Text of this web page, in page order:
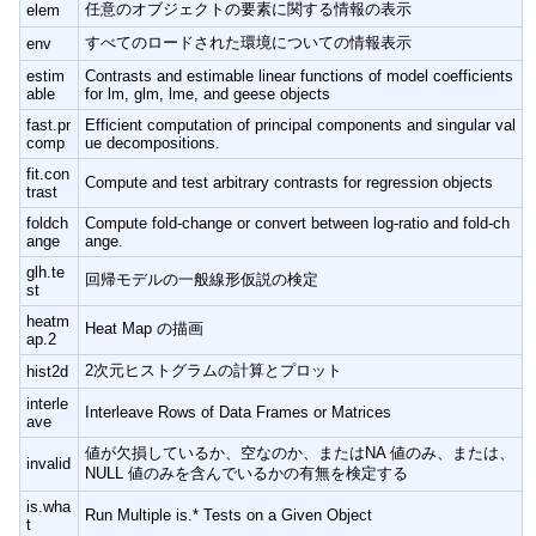
elem
任意のオブジェクトの要素に関する情報の表示
env
すべてのロードされた環境についての情報表示
estim
able
Contrasts and estimable linear functions of model coefficients
for lm, glm, lme, and geese objects
fast.pr
comp
Efficient computation of principal components and singular val
ue decompositions.
fit.con
trast
Compute and test arbitrary contrasts for regression objects
foldch
ange
Compute fold-change or convert between log-ratio and fold-ch
ange.
glh.te
st
回帰モデルの一般線形仮説の検定
heatm
ap.2
Heat Map の描画
hist2d
2次元ヒストグラムの計算とプロット
interle
ave
Interleave Rows of Data Frames or Matrices
invalid
値が欠損しているか、空なのか、またはNA 値のみ、または、
NULL 値のみを含んでいるかの有無を検定する
is.wha
t
Run Multiple is.* Tests on a Given Object